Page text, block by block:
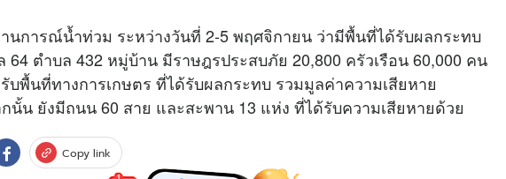
นการณ์น้ำท่วม ระหว่างวันที่ 2-5 พฤศจิกายน ว่ามีพื้นที่ได้รับผลกระทบ
64 ตำบล 432 หมู่บ้าน มีราษฎรประสบภัย 20,800 ครัวเรือน 60,000 คน
บพื้นที่ทางการเกษตร ที่ได้รับผลกระทบ รวมมูลค่าความเสียหาย
นั้น ยังมีถนน 60 สาย และสะพาน 13 แห่ง ที่ได้รับความเสียหายด้วย
Copy link